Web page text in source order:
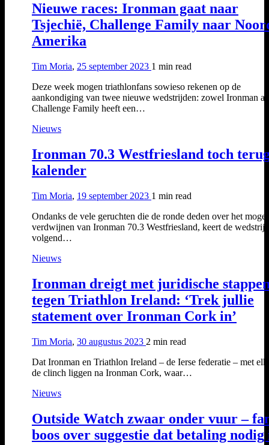
Nieuwe races: Ironman gaat naar
Tsjechië, Challenge Family naar
Amerika
Tim Moria, 25 september 2023 1 min read
Deze week mogen triathlonfans sowieso rekenen op de
aankondiging van twee nieuwe wedstrijden: zowel Ironman
Challenge Family heeft een…
Nieuws
Ironman 70.3 Westfriesland toch
kalender
Tim Moria, 19 september 2023 1 min read
Ondanks de vele geruchten die de ronde deden over het
verdwijnen van Ironman 70.3 Westfriesland, keert de wedstrijd
volgend…
Nieuws
Ironman dreigt met juridische
tegen Triathlon Ireland: ‘Trek jullie
statement over Ironman Cork in’
Tim Moria, 30 augustus 2023 2 min read
Dat Ironman en Triathlon Ireland – de Ierse federatie – met
de clinch liggen na Ironman Cork, waar…
Nieuws
Outside Watch zwaar onder vuur –
boos over suggestie dat betaling nodig